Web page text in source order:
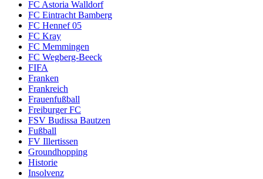
FC Astoria Walldorf
FC Eintracht Bamberg
FC Hennef 05
FC Kray
FC Memmingen
FC Wegberg-Beeck
FIFA
Franken
Frankreich
Frauenfußball
Freiburger FC
FSV Budissa Bautzen
Fußball
FV Illertissen
Groundhopping
Historie
Insolvenz